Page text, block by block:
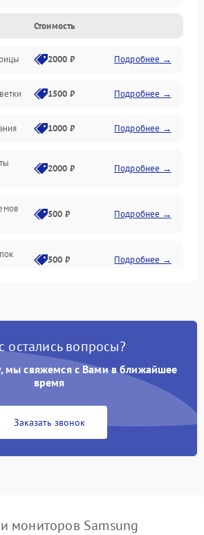
Стоимость
2000 ₽ Подробнее →
1500 ₽ Подробнее →
1000 ₽ Подробнее →
2000 ₽ Подробнее →
500 ₽ Подробнее →
500 ₽ Подробнее →
Подробнее →
1000 ₽ Подробнее →
1000 ₽
остались вопросы?
мы свяжемся с Вами в ближайшее
время
Заказать звонок
мониторов Samsung